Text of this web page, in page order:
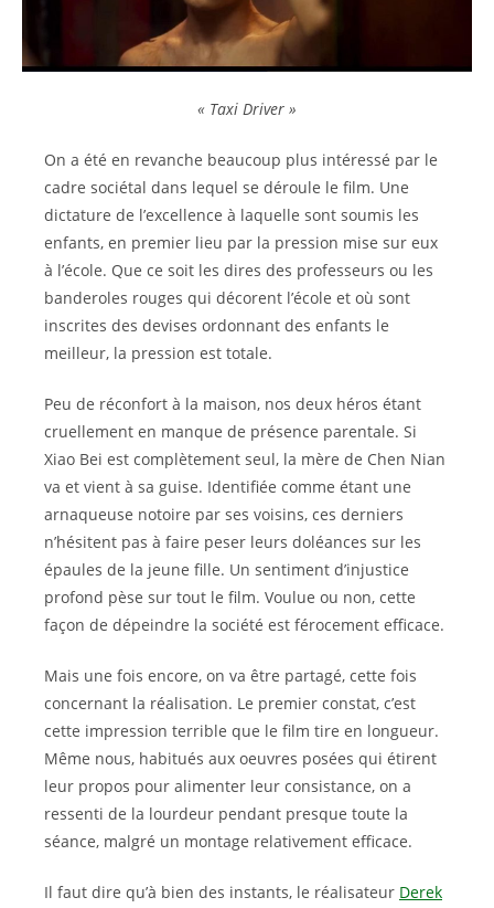
« Taxi Driver »
On a été en revanche beaucoup plus intéressé par le
cadre sociétal dans lequel se déroule le film. Une
dictature de l’excellence à laquelle sont soumis les
enfants, en premier lieu par la pression mise sur eux
à l’école. Que ce soit les dires des professeurs ou les
banderoles rouges qui décorent l’école et où sont
inscrites des devises ordonnant des enfants le
meilleur, la pression est totale.
Peu de réconfort à la maison, nos deux héros étant
cruellement en manque de présence parentale. Si
Xiao Bei est complètement seul, la mère de Chen Nian
va et vient à sa guise. Identifiée comme étant une
arnaqueuse notoire par ses voisins, ces derniers
n’hésitent pas à faire peser leurs doléances sur les
épaules de la jeune fille. Un sentiment d’injustice
profond pèse sur tout le film. Voulue ou non, cette
façon de dépeindre la société est férocement efficace.
Mais une fois encore, on va être partagé, cette fois
concernant la réalisation. Le premier constat, c’est
cette impression terrible que le film tire en longueur.
Même nous, habitués aux oeuvres posées qui étirent
leur propos pour alimenter leur consistance, on a
ressenti de la lourdeur pendant presque toute la
séance, malgré un montage relativement efficace.
Il faut dire qu’à bien des instants, le réalisateur Derek